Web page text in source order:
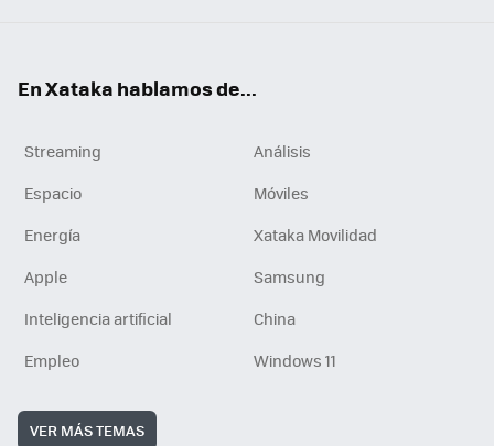
En Xataka hablamos de...
Streaming
Análisis
Espacio
Móviles
Energía
Xataka Movilidad
Apple
Samsung
Inteligencia artificial
China
Empleo
Windows 11
VER MÁS TEMAS